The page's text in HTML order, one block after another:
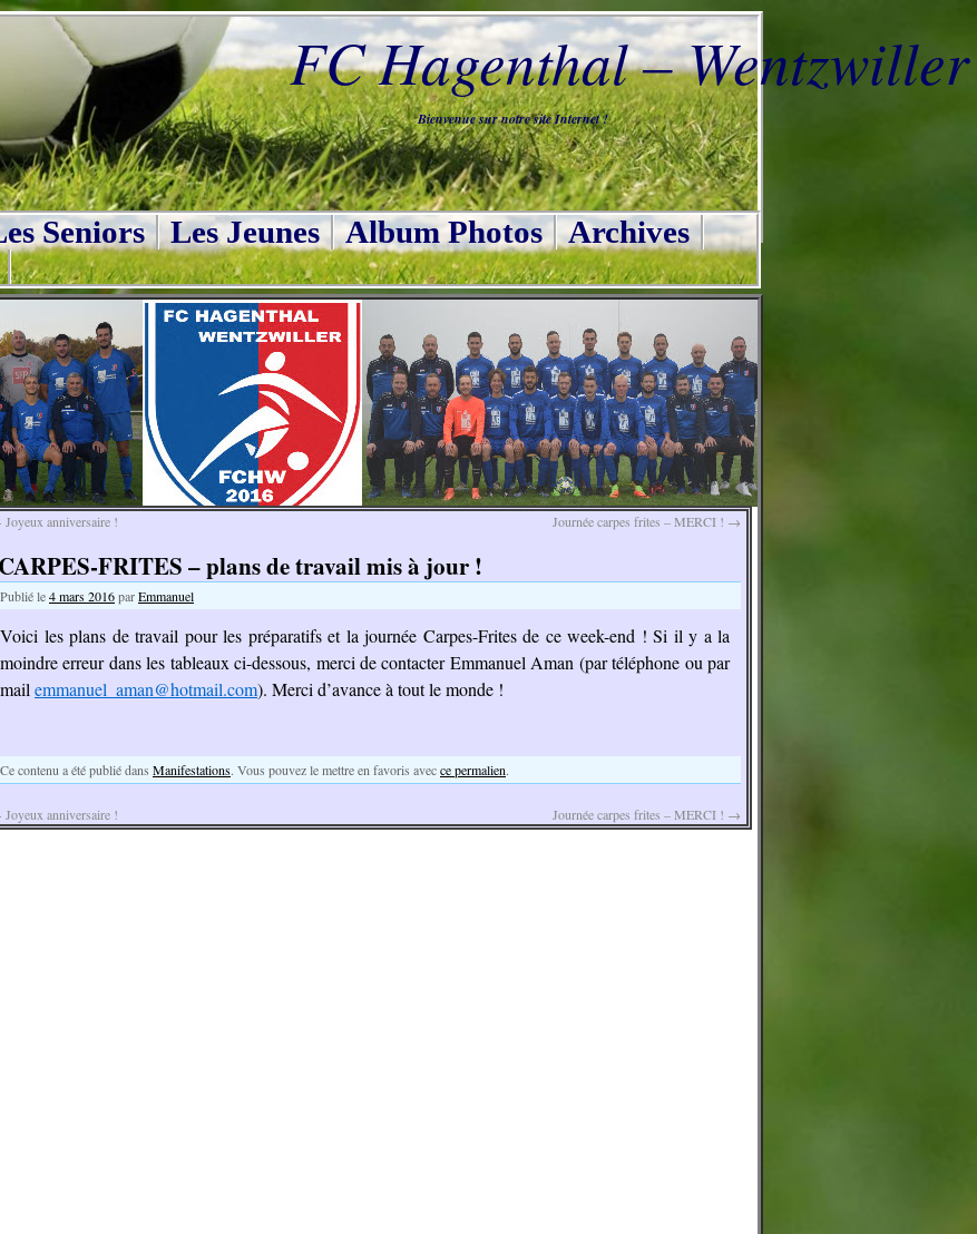
FC Hagenthal – Wentzwiller
Bienvenue sur notre site Internet !
Seniors Les Jeunes Album Photos
Archives
Joyeux anniversaire ! Journée carpes frites – MERCI ! →
CARPES-FRITES – plans de travail mis à jour !
Publié le4 mars 2016parEmmanuel
Voici les plans de travail pour les préparatifs et la journée Carpes-Frites de ce week-end ! Si il y a la
moindre erreur dans les tableaux ci-dessous, merci de contacter Emmanuel Aman (par téléphone ou par
mail emmanuel_aman@hotmail.com). Merci d’avance à tout le monde !
Ce contenu a été publié dans Manifestations. Vous pouvez le mettre en favoris avecce permalien.
Joyeux anniversaire ! Journée carpes frites – MERCI ! →